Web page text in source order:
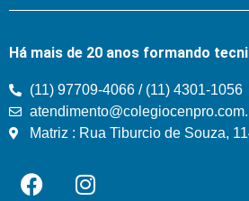
Há mais de 20 anos formando
(11) 97709-4066 / (11) 4301-1056
Matriz : Rua Tiburcio de Souza,